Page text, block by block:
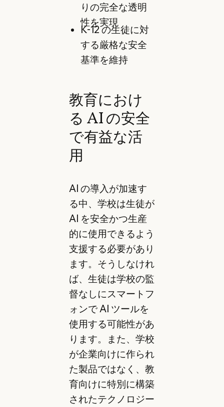
りの完全な透明
性を実現
K-12 の生徒に対
する厳格な安全
基準を維持
教育におけ
る AI の安全
で有益な活
用
AI の導入が加速す
る中、学校は生徒が
AI を安全かつ生産
的に使用できるよう
支援する必要があり
ます。そうしなけれ
ば、生徒は学校の監
督なしにスマートフ
ォンで AI ツールを
使用する可能性があ
ります。また、学校
が企業向けに作られ
た製品ではなく、教
育向けに特別に構築
されたテクノロジー